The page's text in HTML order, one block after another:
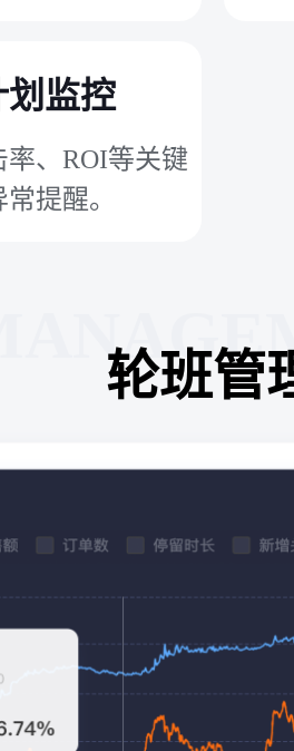
监控
率、ROI等关键
提醒。
轮班管